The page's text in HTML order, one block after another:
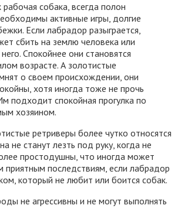
собака, всегда полон
активные игры, долгие
Если лабрадор разыграется,
сбить на землю человека или
Спокойнее они становятся
возрасте. А золотистые
о своем происхождении, они
хотя иногда тоже не прочь
подходит спокойная прогулка по
хозяином.
ретриверы более чутко относятся
не станут лезть под руку, когда не
простодушны, что иногда может
приятным последствиям, если лабрадор
который не любит или боится собак.
не агрессивны и не могут выполнять